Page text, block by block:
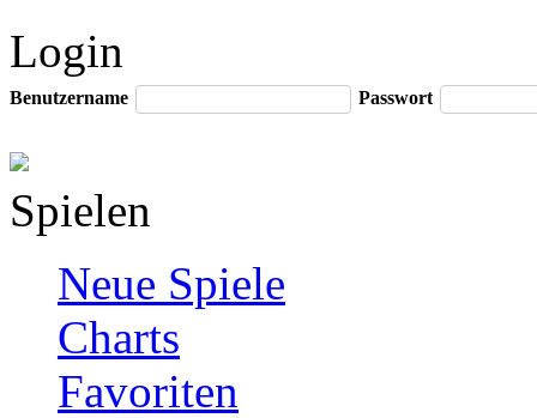
Login
Benutzername Passwort
Spielen
Neue Spiele
Charts
Favoriten